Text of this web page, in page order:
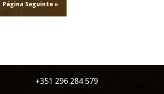
Página Seguinte »
+351 296 284 579